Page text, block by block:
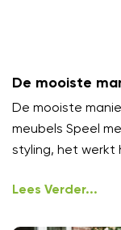
De mooiste
combineren
De mooiste
meubels Speel
styling, het werkt
Lees Verder...